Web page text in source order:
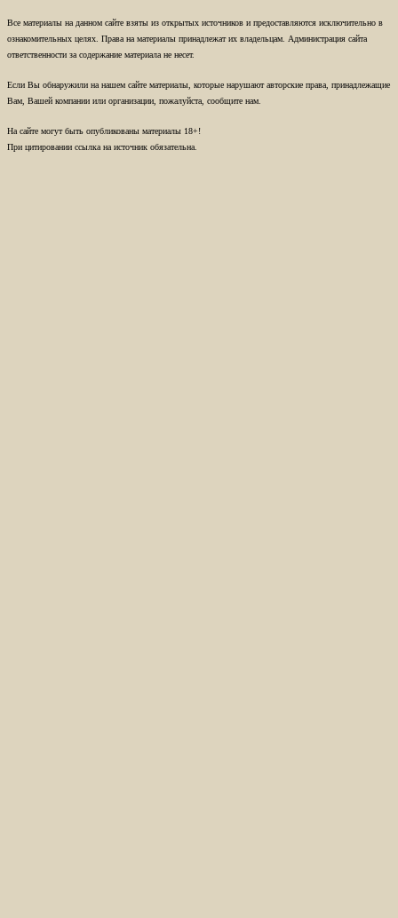
Все материалы на данном сайте взяты из открытых источников и предоставляются исключительно в
ознакомительных целях. Права на материалы принадлежат их владельцам. Администрация сайта
ответственности за содержание материала не несет.
Если Вы обнаружили на нашем сайте материалы, которые нарушают авторские права, принадлежащие
Вам, Вашей компании или организации, пожалуйста, сообщите нам.
На сайте могут быть опубликованы материалы 18+!
При цитировании ссылка на источник обязательна.